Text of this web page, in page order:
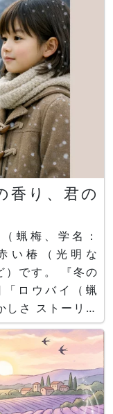
香り、君の
蝋梅、学名：
い椿（光明な
。 『冬の
ロウバイ（蝋
しさ ストーリー
ん 「ロウ
Copilotさん 雪